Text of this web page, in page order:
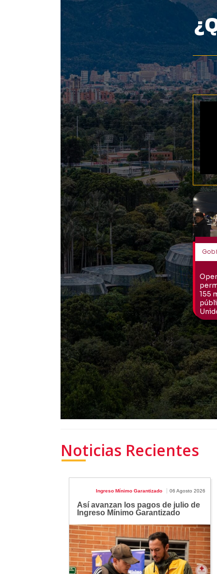
Noticias Recientes
Ingreso Mínimo Garantizado 06 Agosto 2026
Así avanzan los pagos de julio de
Ingreso Mínimo Garantizado